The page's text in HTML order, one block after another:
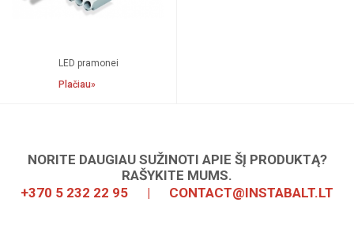
LED pramonei
Plačiau»
NORITE DAUGIAU SUŽINOTI APIE ŠĮ PRODUKTĄ?
RAŠYKITE MUMS.
+370 5 232 22 95
| CONTACT@INSTABALT.LT